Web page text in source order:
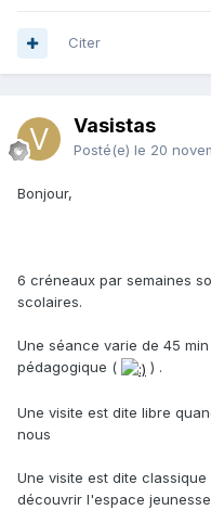
Citer
Vasistas
Posté(e) le 20
Bonjour,
6 créneaux par semaines
scolaires.
Une séance varie de 45
pédagogique (
) .
Une visite est dite libre
nous
Une visite est dite
découvrir l'espace